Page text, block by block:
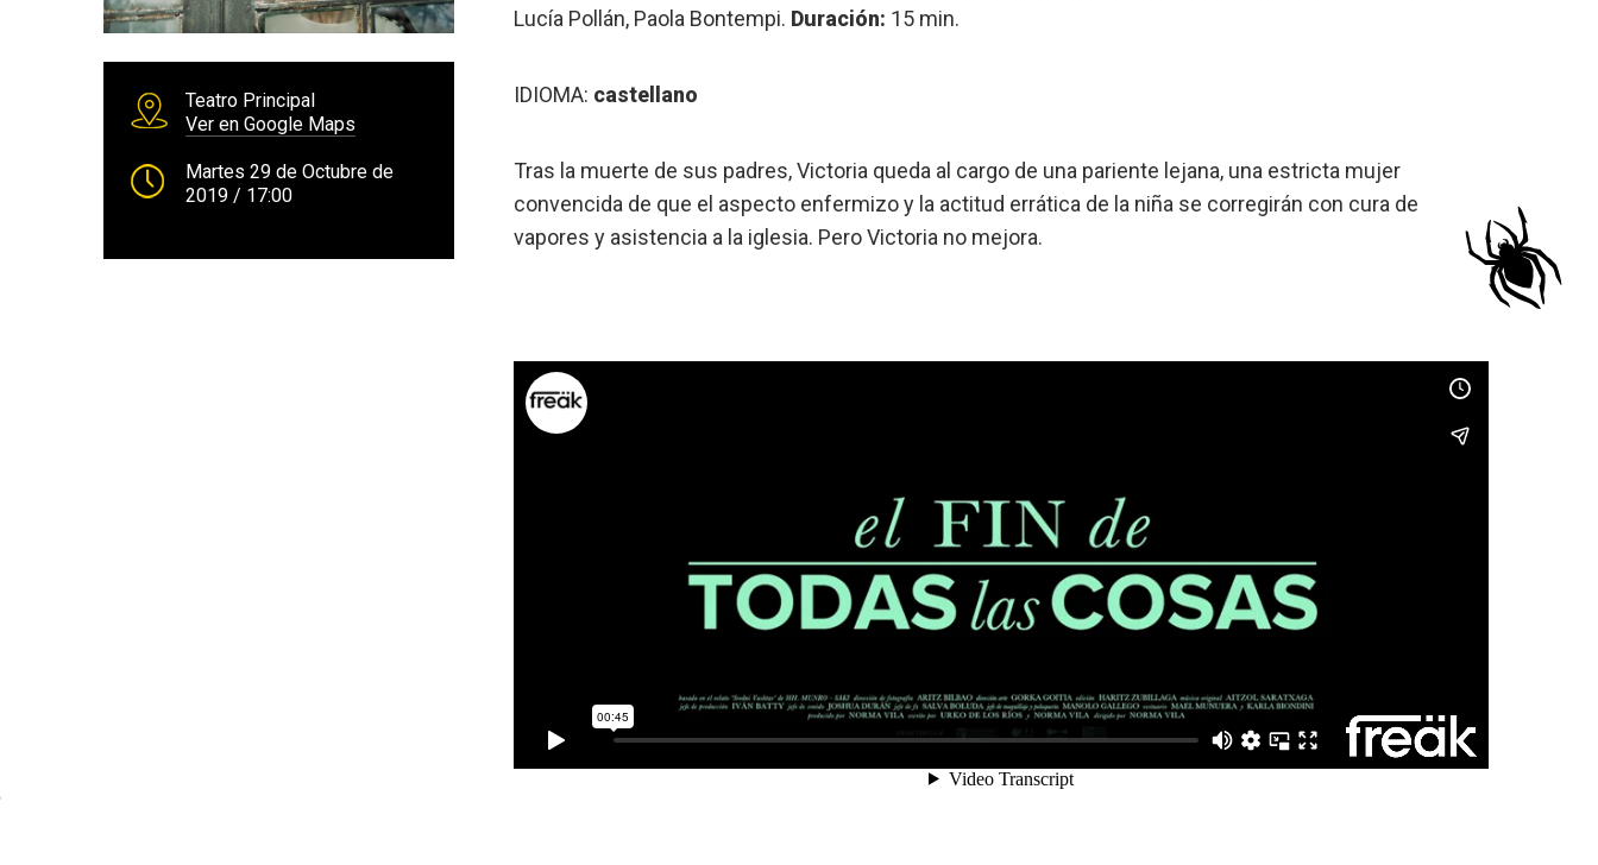
Teatro Principal
Ver en Google Maps
Martes 29 de Octubre de
2019 / 17:00
Lucía Pollán, Paola Bontempi. Duración: 15 min.
IDIOMA: castellano
Tras la muerte de sus padres, Victoria queda al cargo de una pariente lejana, una estricta mujer
convencida de que el aspecto enfermizo y la actitud errática de la niña se corregirán con cura de
vapores y asistencia a la iglesia. Pero Victoria no mejora.